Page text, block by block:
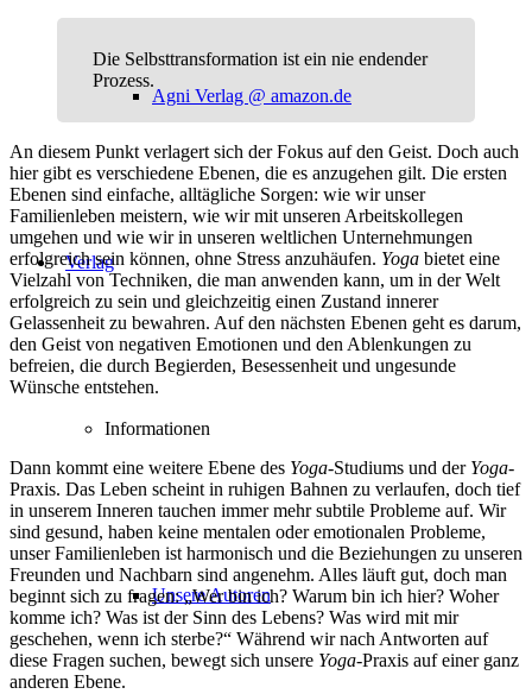
Agni Verlag @ amazon.de
Verlag
Informationen
Unsere Autoren
Die Selbsttransformation ist ein nie endender
Prozess.
An diesem Punkt verlagert sich der Fokus auf den Geist. Doch auch
hier gibt es verschiedene Ebenen, die es anzugehen gilt. Die ersten
Ebenen sind einfache, alltägliche Sorgen: wie wir unser
Familienleben meistern, wie wir mit unseren Arbeitskollegen
umgehen und wie wir in unseren weltlichen Unternehmungen
erfolgreich sein können, ohne Stress anzuhäufen. Yoga bietet eine
Vielzahl von Techniken, die man anwenden kann, um in der Welt
erfolgreich zu sein und gleichzeitig einen Zustand innerer
Gelassenheit zu bewahren. Auf den nächsten Ebenen geht es darum,
den Geist von negativen Emotionen und den Ablenkungen zu
befreien, die durch Begierden, Besessenheit und ungesunde
Wünsche entstehen.
Dann kommt eine weitere Ebene des Yoga-Studiums und der Yoga-
Praxis. Das Leben scheint in ruhigen Bahnen zu verlaufen, doch tief
in unserem Inneren tauchen immer mehr subtile Probleme auf. Wir
sind gesund, haben keine mentalen oder emotionalen Probleme,
unser Familienleben ist harmonisch und die Beziehungen zu unseren
Freunden und Nachbarn sind angenehm. Alles läuft gut, doch man
beginnt sich zu fragen: „Wer bin ich? Warum bin ich hier? Woher
komme ich? Was ist der Sinn des Lebens? Was wird mit mir
geschehen, wenn ich sterbe?“ Während wir nach Antworten auf
diese Fragen suchen, bewegt sich unsere Yoga-Praxis auf einer ganz
anderen Ebene.